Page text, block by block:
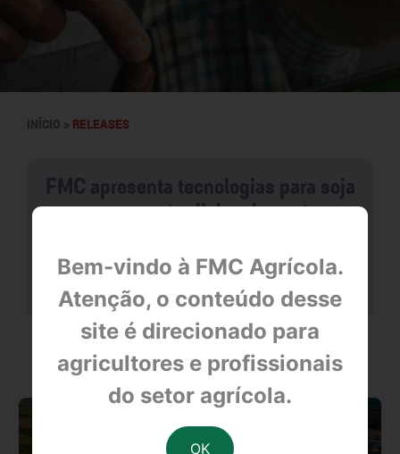
Bem-vindo à FMC Agrícola.
Atenção, o conteúdo desse
site é direcionado para
agricultores e profissionais
do setor agrícola.
INÍCIO > RELEASES
e arroz no tradicional evento
null
OUTRAS NOTÍCIAS